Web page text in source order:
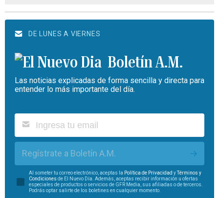
DE LUNES A VIERNES
Boletín A.M.
Las noticias explicadas de forma sencilla y directa para
entender lo más importante del día.
Regístrate a Boletín A.M.
Al someter tu correo electrónico, aceptas la Política de Privacidad yTérminos y
Condiciones de El Nuevo Día. Además, aceptas recibir información u ofertas
especiales de productos o servicios de GFR Media, sus afiliadas o de terceros.
Podrás optar salirte de los boletines en cualquier momento.